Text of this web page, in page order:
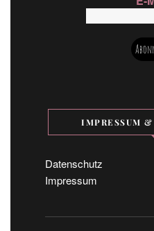
IMPRESSUM
Datenschutz
Impressum